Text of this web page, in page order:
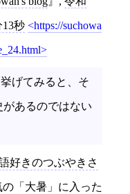
13秒 https://suchowa
げてみると、そ
あるのではない
好きのつぶやきさ
「大暑」に入った